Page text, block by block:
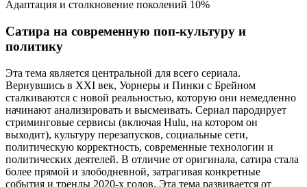
Адаптация и столкновение поколений 10%
Сатира на современную поп-культуру и
политику
Эта тема является центральной для всего сериала.
Вернувшись в XXI век, Уорнеры и Пинки с Брейном
сталкиваются с новой реальностью, которую они немедленно
начинают анализировать и высмеивать. Сериал пародирует
стриминговые сервисы (включая Hulu, на котором он
выходит), культуру перезапусков, социальные сети,
политическую корректность, современные технологии и
политических деятелей. В отличие от оригинала, сатира стала
более прямой и злободневной, затрагивая конкретные
события и тренды 2020-х годов. Эта тема развивается от